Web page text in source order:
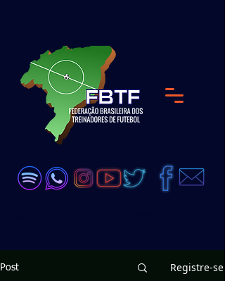
Post Registre-se